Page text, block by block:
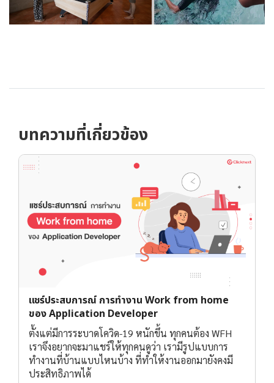
บทความที่เกี่ยวข้อง
แชร์ประสบการณ์ การทำงาน Work from home
ของ Application Developer
ตั้งแต่มีการระบาดโควิด-19 หนักขึ้น ทุกคนต้อง WFH
เราจึงอยากจะมาแชร์ให้ทุกคนดูว่า เรามีรูปแบบการ
ทำงานที่บ้านแบบไหนบ้าง ที่ทำให้งานออกมายังคงมี
ประสิทธิภาพได้